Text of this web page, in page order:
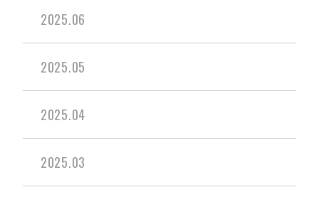
2025.06
2025.05
2025.04
2025.03